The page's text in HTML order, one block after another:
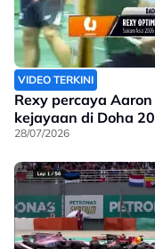
VIDEO TERKINI
Rexy percaya
kejayaan di Doha
28/07/2026